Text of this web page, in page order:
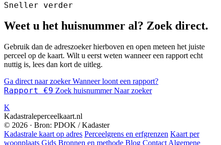
Sneller verder
Weet u het huisnummer al? Zoek direct.
Gebruik dan de adreszoeker hierboven en open meteen het juiste
perceel op de kaart. Wilt u eerst weten wanneer een rapport echt
nuttig is, lees dan kort de uitleg.
Ga direct naar zoekerWanneer loont een rapport?
Rapport €9 Zoek huisnummer Naar zoeker
K
Kadastraleperceelkaart.nl
© 2026 · Bron: PDOK / Kadaster
Kadastrale kaart op adres Perceelgrens en erfgrenzen Kaart per
woonplaats Gids Bronnen en methode Blog Contact Algemene